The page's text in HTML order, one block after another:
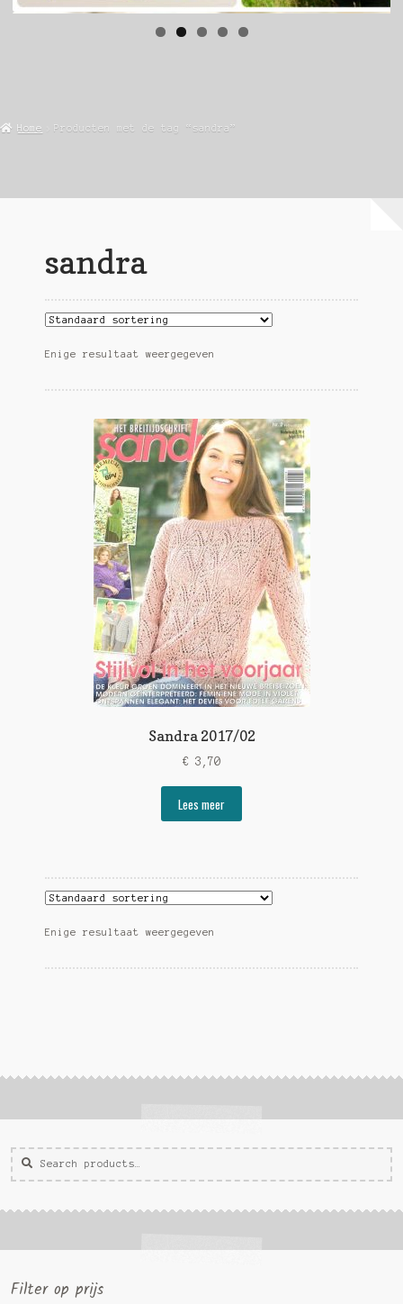
Home Producten met de tag “sandra”
sandra
Enige resultaat weergegeven
Sandra 2017/02
€ 3,70
Lees meer
Enige resultaat weergegeven
Zoeken
voor:
Zoek
Filter op prijs